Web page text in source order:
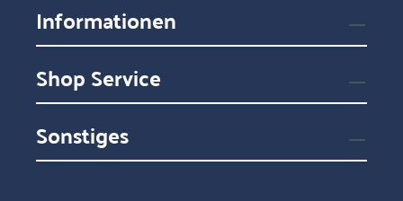
Informationen
Shop Service
Sonstiges